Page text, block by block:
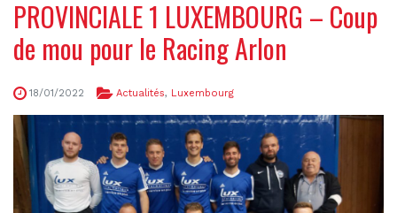
PROVINCIALE 1 LUXEMBOURG – Coup
de mou pour le Racing Arlon
18/01/2022 Actualités, Luxembourg